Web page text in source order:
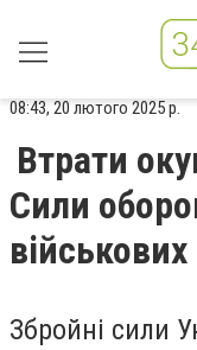
08:43, 20 лютого 2025 р.
Втрати
Сили
Збройні сили